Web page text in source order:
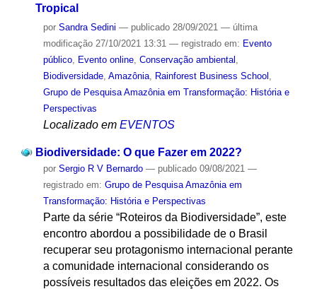
Tropical
por Sandra Sedini — publicado28/09/2021 — última
modificação27/10/2021 13:31 — registrado em: Evento
público, Evento online, Conservação ambiental
Biodiversidade, Amazônia, Rainforest Business School
Grupo de Pesquisa Amazônia em Transformação: História e
Perspectivas
Localizado em EVENTOS
Biodiversidade: O que Fazer em 2022?
por Sergio R V Bernardo — publicado09/08/2021 —
registrado em: Grupo de Pesquisa Amazônia em
Transformação: História e Perspectivas
Parte da série “Roteiros da Biodiversidade”, este
encontro abordou a possibilidade de o Brasil
recuperar seu protagonismo internacional perante
a comunidade internacional considerando os
possíveis resultados das eleições em 2022. Os